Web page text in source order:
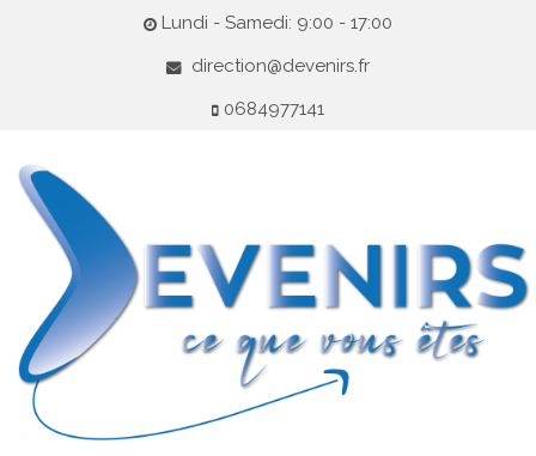
Lundi - Samedi: 9:00 - 17:00
direction@devenirs.fr
0684977141